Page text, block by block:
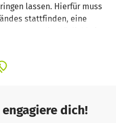
lassen. Hierfür muss
stattfinden, eine
arbeiten, Kindergarten,
Es wäre toll, wenn das
als auch für die
sich.
dich!